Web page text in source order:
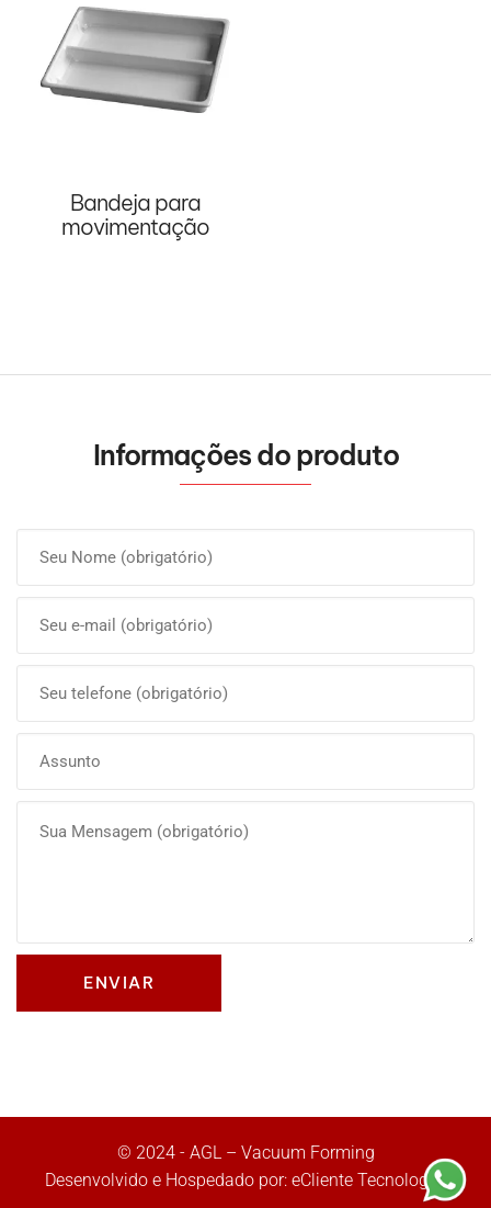
Bandeja para
movimentação
Informações do produto
© 2024 - AGL – Vacuum Forming
Desenvolvido e Hospedado por: eCliente Tecnologia.
Olá, insira seus dados para continuar.
Número de celular